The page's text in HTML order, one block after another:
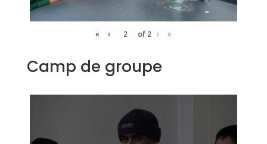
« ‹ of 2 › »
Camp de groupe